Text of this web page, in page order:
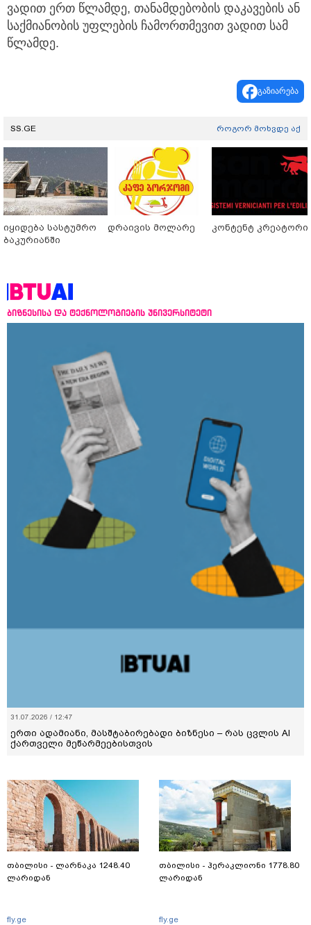
ვადით ერთ წლამდე, თანამდებობის დაკავების ან
საქმიანობის უფლების ჩამორთმევით ვადით სამ
წლამდე.
გაზიარება
SS.GE როგორ მოხვდე აქ
იყიდება სასტუმრო
ბაკურიანში
დრაივის მოლარე კონტენტ კრეატორი
ბიზნესისა და ტექნოლოგიების უნივერსიტეტი
31.07.2026 / 12:47
ერთი ადამიანი, მასშტაბირებადი ბიზნესი – რას ცვლის AI
ქართველი მეწარმეებისთვის
თბილისი - ლარნაკა 1248.40
ლარიდან
fly.ge
თბილისი - ჰერაკლიონი 1778.80
ლარიდან
fly.ge